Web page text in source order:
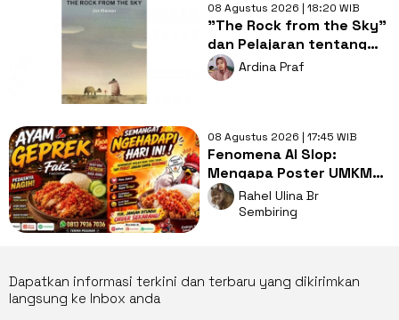
08 Agustus 2026 | 18:20 WIB
"The Rock from the Sky"
dan Pelajaran tentang
Berani Menghadapi
Perubahan
Ardina Praf
08 Agustus 2026 | 17:45 WIB
Fenomena AI Slop:
Mengapa Poster UMKM
Makin Seragam dan Bikin
Kita Bosan?
Rahel Ulina Br
Sembiring
Dapatkan informasi terkini dan terbaru yang dikirimkan
langsung ke Inbox anda